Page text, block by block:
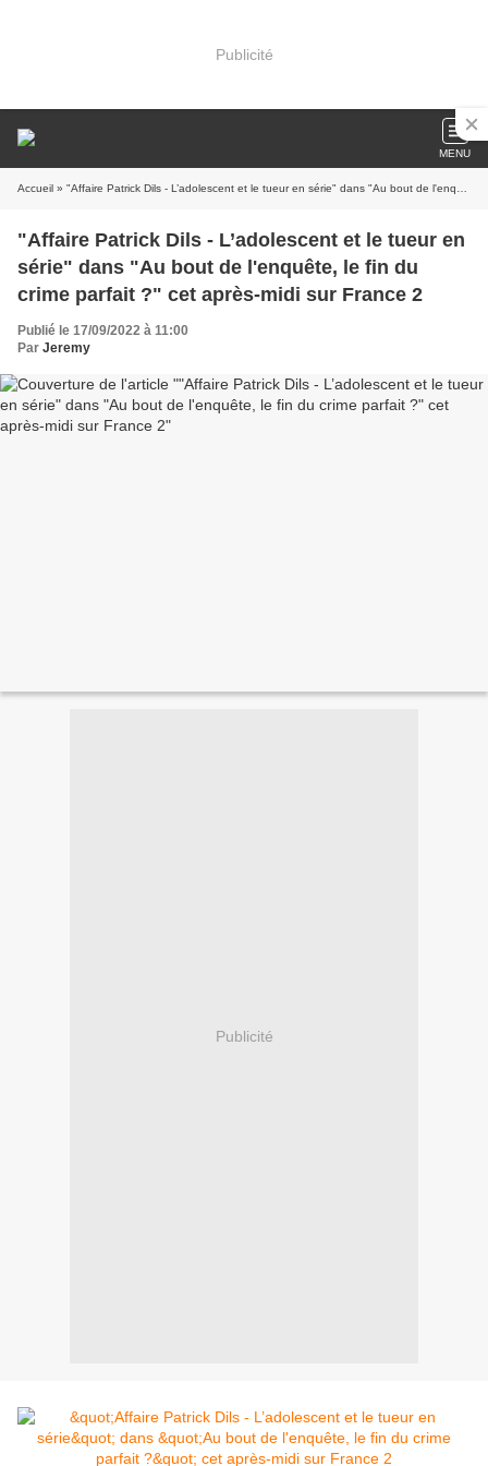
Publicité
MENU
Accueil » "Affaire Patrick Dils - L’adolescent et le tueur en série" dans "Au bout de l'enquête, le fin du crime parfait ?" cet après-midi sur France 2
"Affaire Patrick Dils - L’adolescent et le tueur en
série" dans "Au bout de l'enquête, le fin du
crime parfait ?" cet après-midi sur France 2
Publié le 17/09/2022 à 11:00
Par Jeremy
Publicité